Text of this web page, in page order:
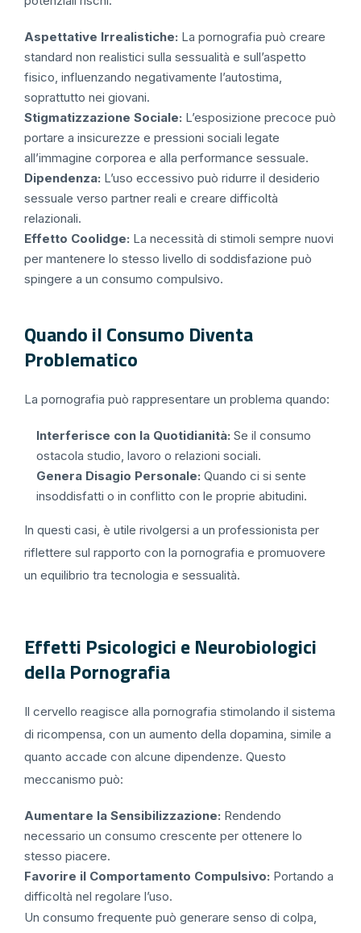
Aspettative Irrealistiche: La pornografia può creare
standard non realistici sulla sessualità e sull’aspetto
fisico, influenzando negativamente l’autostima,
soprattutto nei giovani.
Stigmatizzazione Sociale: L’esposizione precoce può
portare a insicurezze e pressioni sociali legate
all’immagine corporea e alla performance sessuale.
Dipendenza: L’uso eccessivo può ridurre il desiderio
sessuale verso partner reali e creare difficoltà
relazionali.
Effetto Coolidge: La necessità di stimoli sempre nuovi
per mantenere lo stesso livello di soddisfazione può
spingere a un consumo compulsivo.
Quando il Consumo Diventa
Problematico
La pornografia può rappresentare un problema quando:
Interferisce con la Quotidianità: Se il consumo
ostacola studio, lavoro o relazioni sociali.
Genera Disagio Personale: Quando ci si sente
insoddisfatti o in conflitto con le proprie abitudini.
In questi casi, è utile rivolgersi a un professionista per
riflettere sul rapporto con la pornografia e promuovere
un equilibrio tra tecnologia e sessualità.
Effetti Psicologici e Neurobiologici
della Pornografia
Il cervello reagisce alla pornografia stimolando il sistema
di ricompensa, con un aumento della dopamina, simile a
quanto accade con alcune dipendenze. Questo
meccanismo può:
Aumentare la Sensibilizzazione: Rendendo
necessario un consumo crescente per ottenere lo
stesso piacere.
Favorire il Comportamento Compulsivo: Portando a
difficoltà nel regolare l’uso.
Un consumo frequente può generare senso di colpa,